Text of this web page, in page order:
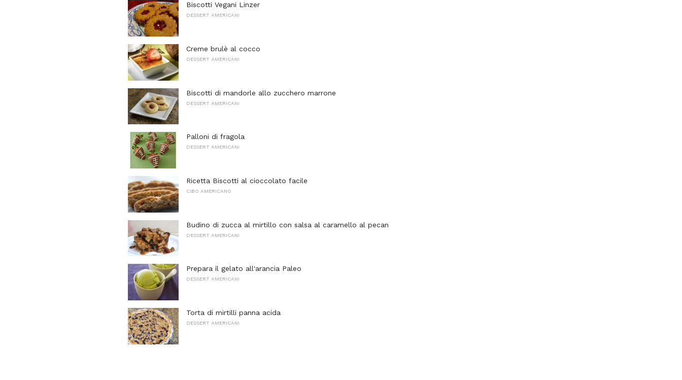
Biscotti Vegani Linzer
DESSERT AMERICANI
Creme brulè al cocco
DESSERT AMERICANI
Biscotti di mandorle allo zucchero marrone
DESSERT AMERICANI
Palloni di fragola
DESSERT AMERICANI
Ricetta Biscotti al cioccolato facile
CIBO AMERICANO
Budino di zucca al mirtillo con salsa al caramello al pecan
DESSERT AMERICANI
Prepara il gelato all'arancia Paleo
DESSERT AMERICANI
Torta di mirtilli panna acida
DESSERT AMERICANI